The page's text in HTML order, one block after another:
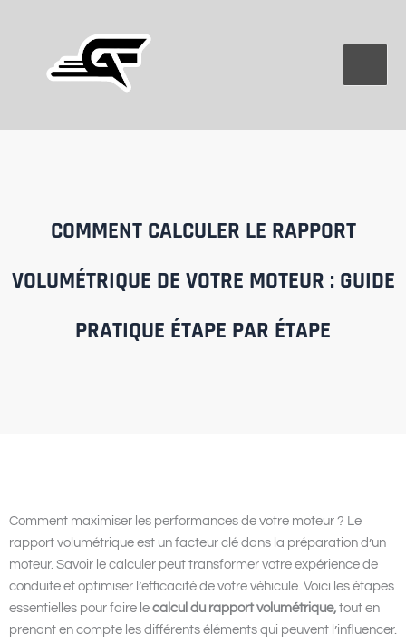
COMMENT CALCULER LE RAPPORT
VOLUMÉTRIQUE DE VOTRE MOTEUR : GUIDE
PRATIQUE ÉTAPE PAR ÉTAPE
Comment maximiser les performances de votre moteur ? Le
rapport volumétrique est un facteur clé dans la préparation d’un
moteur. Savoir le calculer peut transformer votre expérience de
conduite et optimiser l’efficacité de votre véhicule. Voici les étapes
essentielles pour faire le calcul du rapport volumétrique, tout en
prenant en compte les différents éléments qui peuvent l’influencer.